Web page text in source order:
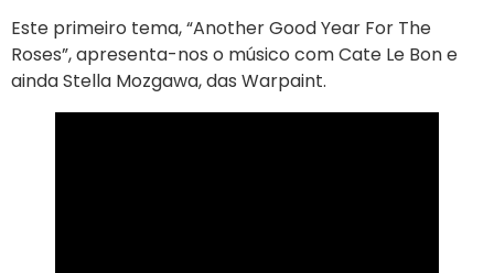
Este primeiro tema, “Another Good Year For The
Roses”, apresenta-nos o músico com Cate Le Bon e
ainda Stella Mozgawa, das Warpaint.